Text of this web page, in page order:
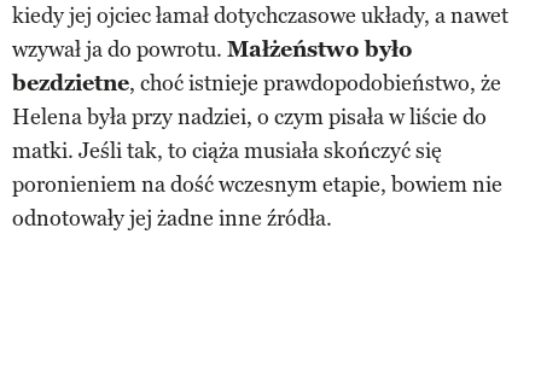
kiedy jej ojciec łamał dotychczasowe układy, a nawet
wzywał ja do powrotu. Małżeństwo było
bezdzietne, choć istnieje prawdopodobieństwo, że
Helena była przy nadziei, o czym pisała w liście do
matki. Jeśli tak, to ciąża musiała skończyć się
poronieniem na dość wczesnym etapie, bowiem nie
odnotowały jej żadne inne źródła.